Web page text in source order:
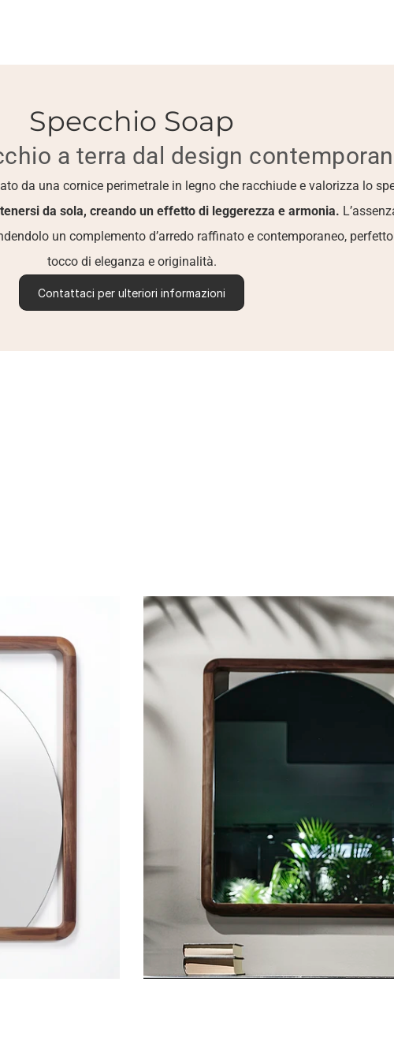
Specchio Soap
a terra dal design
da una cornice perimetrale in legno che racchiude e valorizza lo
da sola, creando un effetto di leggerezza e armonia.
un complemento d’arredo raffinato e contemporaneo,
tocco di eleganza e originalità.
Contattaci per ulteriori informazioni